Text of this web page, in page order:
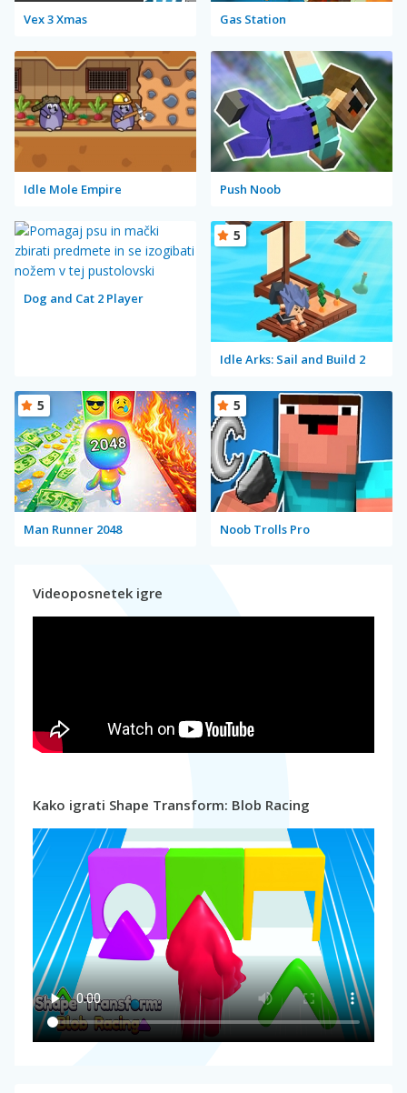
Vex 3 Xmas Gas Station
Idle Mole Empire Push Noob
Dog and Cat 2 Player
Idle Arks: Sail and Build 2
5
Man Runner 2048
5
Noob Trolls Pro
5
Videoposnetek igre
Kako igrati Shape Transform: Blob Racing